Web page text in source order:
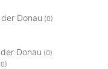
Donau (0)
Donau (0)